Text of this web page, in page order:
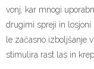
vonj, kar mnogi
drugimi spreji in losjoni
le začasno izboljšanje
stimulira rast las in